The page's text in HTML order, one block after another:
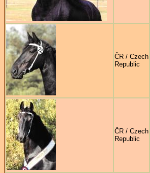
ČR / Czech
Republic
ČR / Czech
Republic